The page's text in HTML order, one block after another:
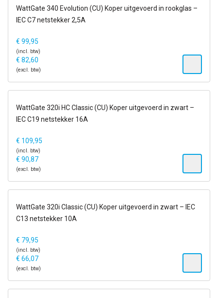
6-13 dagen
WattGate 340 Evolution (CU) Koper uitgevoerd in rookglas –
IEC C7 netstekker 2,5A
€ 99,95
(incl. btw)
€ 82,60
(excl. btw)
op voorraad
WattGate 320i HC Classic (CU) Koper uitgevoerd in zwart –
IEC C19 netstekker 16A
€ 109,95
(incl. btw)
€ 90,87
(excl. btw)
op voorraad
WattGate 320i Classic (CU) Koper uitgevoerd in zwart – IEC
C13 netstekker 10A
€ 79,95
(incl. btw)
€ 66,07
(excl. btw)